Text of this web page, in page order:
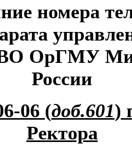
номера
ОрГМУ
России
06 (доб.601)
Ректора